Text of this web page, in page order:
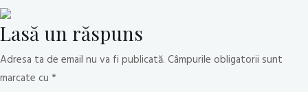
Lasă un răspuns
Adresa ta de email nu va fi publicată. Câmpurile obligatorii sunt
marcate cu *